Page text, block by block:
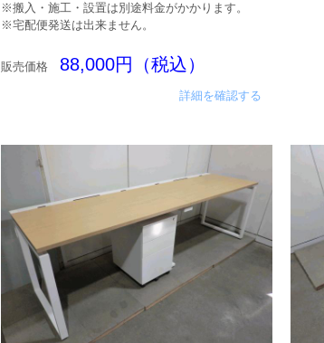
※搬入・施工・設置は別途料金がかかります。
※宅配便発送は出来ません。
販売価格 88,000円（税込）
詳細を確認する